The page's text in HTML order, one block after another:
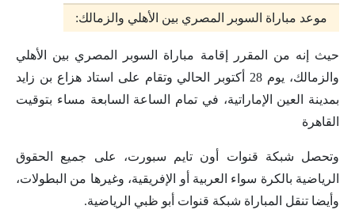
موعد مباراة السوبر المصري بين الأهلي والزمالك:
حيث إنه من المقرر إقامة مباراة السوبر المصري بين الأهلي
والزمالك، يوم 28 أكتوبر الحالي وتقام على استاد هزاع بن زايد
بمدينة العين الإماراتية، في تمام الساعة السابعة مساء بتوقيت
القاهرة
وتحصل شبكة قنوات أون تايم سبورت، على جميع الحقوق
الرياضية بالكرة سواء العربية أو الإفريقية، وغيرها من البطولات،
وأيضا تنقل المباراة شبكة قنوات أبو ظبي الرياضية.